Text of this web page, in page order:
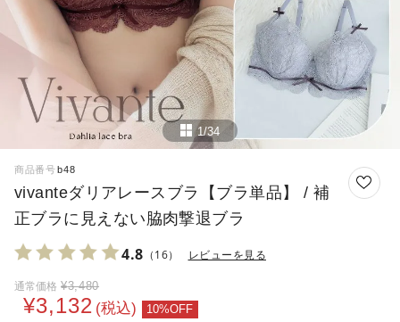
1/34
商品番号 b48
vivanteダリアレースブラ【ブラ単品】 / 補
正ブラに見えない脇肉撃退ブラ
4.8 （16） レビューを見る
通常価格 ¥3,480
¥3,132 税込